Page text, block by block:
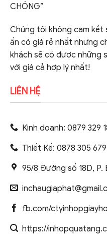
CHÓNG”
Chúng tôi không cam kết
ấn có giá rẻ nhất nhưng
khách sẽ có được những
với giá cả hợp lý nhất!
LIÊN HỆ
Kinh doanh: 0879 329
Thiết Kế: 0878 305 679
95/8 Đường số 18D, P.
fb.com/
https://